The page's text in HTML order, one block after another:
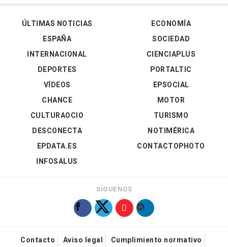
ÚLTIMAS NOTICIAS
ESPAÑA
INTERNACIONAL
DEPORTES
VÍDEOS
ECONOMÍA
SOCIEDAD
CIENCIAPLUS
PORTALTIC
EPSOCIAL
CHANCE
CULTURAOCIO
DESCONECTA
EPDATA.ES
INFOSALUS
MOTOR
TURISMO
NOTIMÉRICA
CONTACTOPHOTO
SÍGUENOS
Contacto Aviso legal
Cumplimiento normativo